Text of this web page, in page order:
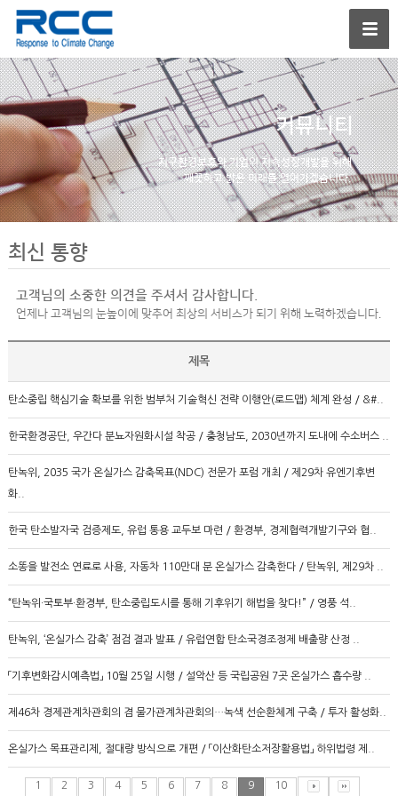
커뮤니티
지구환경보호와 기업의지속성장개발을 위해
깨끗하고 밝은 미래를열어가겠습니다.
최신 통향
고객님의 소중한 의견을 주셔서 감사합니다.
언제나 고객님의 눈높이에 맞추어 최상의 서비스가 되기 위해 노력하겠습니다.
제목
탄소중립 핵심기술 확보를 위한 범부처 기술혁신 전략 이행안(로드맵) 체계 완성 / &#..
한국환경공단, 우간다 분뇨자원화시설 착공 / 충청남도, 2030년까지 도내에 수소버스 ..
탄녹위, 2035 국가 온실가스 감축목표(NDC) 전문가 포럼 개최 / 제29차 유엔기후변
화..
한국 탄소발자국 검증제도, 유럽 통용 교두보 마련 / 환경부, 경제협력개발기구와 협..
소똥을 발전소 연료로 사용, 자동차 110만대 분 온실가스 감축한다 / 탄녹위, 제29차 ..
“탄녹위·국토부·환경부, 탄소중립도시를 통해 기후위기 해법을 찾다!” / 영풍 석..
탄녹위, ‘온실가스 감축’ 점검 결과 발표 / 유럽연합 탄소국경조정제 배출량 산정 ..
「기후변화감시예측법」 10월 25일 시행 / 설악산 등 국립공원 7곳 온실가스 흡수량 ..
제46차 경제관계차관회의 겸 물가관계차관회의…녹색 선순환체계 구축 / 투자 활성화..
온실가스 목표관리제, 절대량 방식으로 개편 / 「이산화탄소저장활용법」 하위법령 제..
1 2 3 4 5 6 7 8 9 10